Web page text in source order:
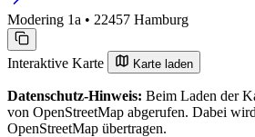
Modering 1a • 22457 Hamburg
Interaktive Karte Karte laden
Datenschutz-Hinweis: Beim Laden der
von OpenStreetMap abgerufen. Dabei
OpenStreetMap übertragen.